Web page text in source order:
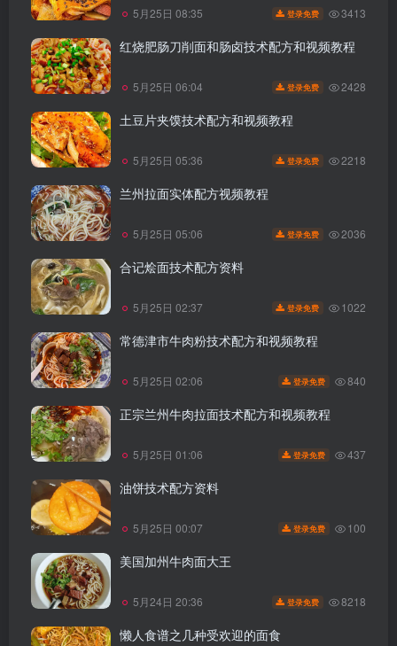
5月25日 08:35 登录免费 3413
红烧肥肠刀削面和肠卤技术配方和视频教程
5月25日 06:04 登录免费 2428
土豆片夹馍技术配方和视频教程
5月25日 05:36 登录免费 2218
兰州拉面实体配方视频教程
5月25日 05:06 登录免费 2036
合记烩面技术配方资料
5月25日 02:37 登录免费 1022
常德津市牛肉粉技术配方和视频教程
5月25日 02:06 登录免费 840
正宗兰州牛肉拉面技术配方和视频教程
5月25日 01:06 登录免费 437
油饼技术配方资料
5月25日 00:07 登录免费 100
美国加州牛肉面大王
5月24日 20:36 登录免费 8218
懒人食谱之几种受欢迎的面食